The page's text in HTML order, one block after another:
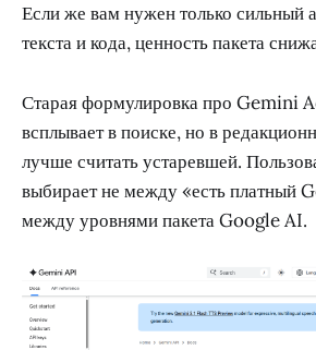
Если же вам нужен только сильный
текста и кода, ценность пакета
Старая формулировка про Gemini
всплывает в поиске, но в
лучше считать устаревшей.
выбирает не между «есть платный
между уровнями пакета Google AI.